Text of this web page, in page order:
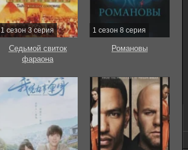
1 сезон 3 серия
Седьмой свиток
фараона
1 сезон 8 серия
Романовы